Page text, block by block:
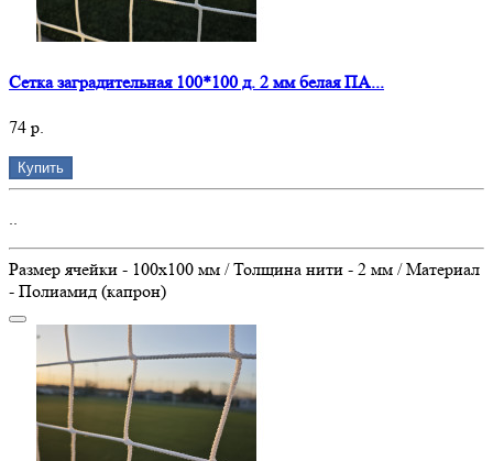
Сетка заградительная 100*100 д. 2 мм белая ПА...
74 р.
Купить
..
Размер ячейки - 100х100 мм / Толщина нити - 2 мм / Материал
- Полиамид (капрон)